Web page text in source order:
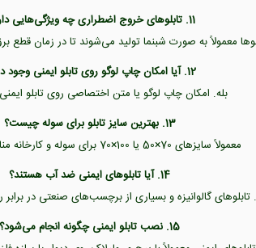
11. تابلوهای خروج اضطراری چه ویژگی‌هایی دارند؟
معمولاً به صورت شبنما تولید می‌شوند تا در زمان قطع
12. آیا امکان چاپ لوگو روی تابلو ایمنی وجود دارد؟
بله. امکان چاپ لوگو یا متن اختصاصی روی تابلو
13. بهترین سایز تابلو برای سوله چیست؟
معمولاً سایزهای 70×50 یا 100×70 برای سوله و کارخانه مناسب‌تر هستند.
14. آیا تابلوهای ایمنی ضد آب هستند؟
تابلوهای گالوانیزه و بسیاری از برچسب‌های صنعتی در
15. نصب تابلو ایمنی چگونه انجام می‌شود؟